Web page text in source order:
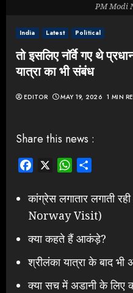
India Latest Political
तो इसलिए नॉर्वे गए थे
यात्रा का भी संबंध
EDITOR MAY 19, 2026 1 MIN
PM Modi
Share this news :
Facebook WhatsApp
कांग्रेस लगातार लगाती
Norway Visit)
क्या कहते हैं आकंड़े?
श्रीलंका यात्रा के बाद भी
क्या सच में अडानी के लिए